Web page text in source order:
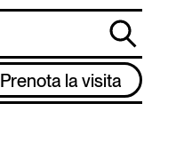
cerca
Prenota la visita